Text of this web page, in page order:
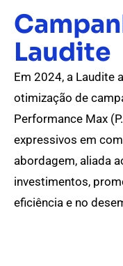
Laudite
Em 2024, a Laudite
otimização de
Performance Max
expressivos em
abordagem, aliada
investimentos,
eficiência e no